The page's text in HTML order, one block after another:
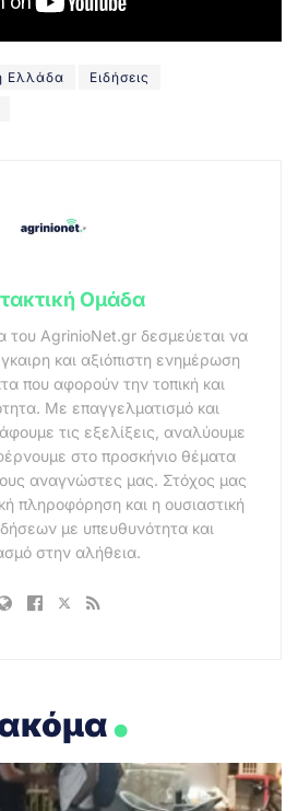
Ελλάδα
Ειδήσεις
Ομάδα
του AgrinioNet.gr δεσμεύεται να
και αξιόπιστη ενημέρωση
που αφορούν την τοπική και
Με επαγγελματισμό και
τις εξελίξεις, αναλύουμε
στο προσκήνιο θέματα
αναγνώστες μας. Στόχος μας
πληροφόρηση και η ουσιαστική
με υπευθυνότητα και
στην αλήθεια.
.